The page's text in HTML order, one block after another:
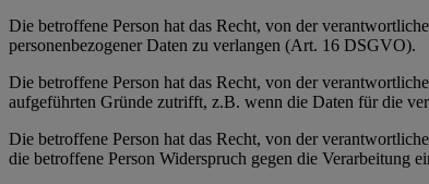
Die betroffene Person hat das Recht, von der
personenbezogener Daten zu verlangen (Art. 16 DSGVO).
Die betroffene Person hat das Recht, von der
aufgeführten Gründe zutrifft, z.B. wenn die Daten für die
Die betroffene Person hat das Recht, von der
die betroffene Person Widerspruch gegen die Verarbeitung